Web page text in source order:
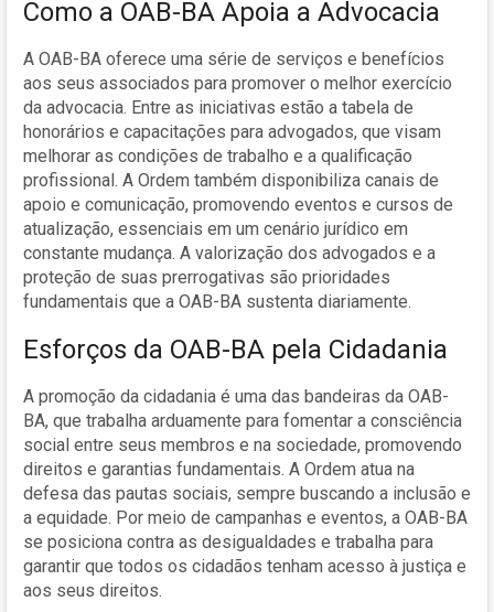
Como a OAB-BA Apoia a Advocacia
A OAB-BA oferece uma série de serviços e benefícios
aos seus associados para promover o melhor exercício
da advocacia. Entre as iniciativas estão a tabela de
honorários e capacitações para advogados, que visam
melhorar as condições de trabalho e a qualificação
profissional. A Ordem também disponibiliza canais de
apoio e comunicação, promovendo eventos e cursos de
atualização, essenciais em um cenário jurídico em
constante mudança. A valorização dos advogados e a
proteção de suas prerrogativas são prioridades
fundamentais que a OAB-BA sustenta diariamente.
Esforços da OAB-BA pela Cidadania
A promoção da cidadania é uma das bandeiras da OAB-
BA, que trabalha arduamente para fomentar a consciência
social entre seus membros e na sociedade, promovendo
direitos e garantias fundamentais. A Ordem atua na
defesa das pautas sociais, sempre buscando a inclusão e
a equidade. Por meio de campanhas e eventos, a OAB-BA
se posiciona contra as desigualdades e trabalha para
garantir que todos os cidadãos tenham acesso à justiça e
aos seus direitos.